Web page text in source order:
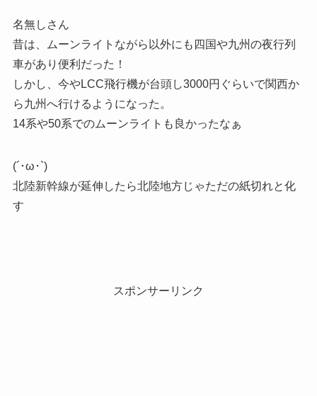
名無しさん
昔は、ムーンライトながら以外にも四国や九州の夜行列
車があり便利だった！
しかし、今やLCC飛行機が台頭し3000円ぐらいで関西か
ら九州へ行けるようになった。
14系や50系でのムーンライトも良かったなぁ
(´･ω･`)
北陸新幹線が延伸したら北陸地方じゃただの紙切れと化
す
スポンサーリンク